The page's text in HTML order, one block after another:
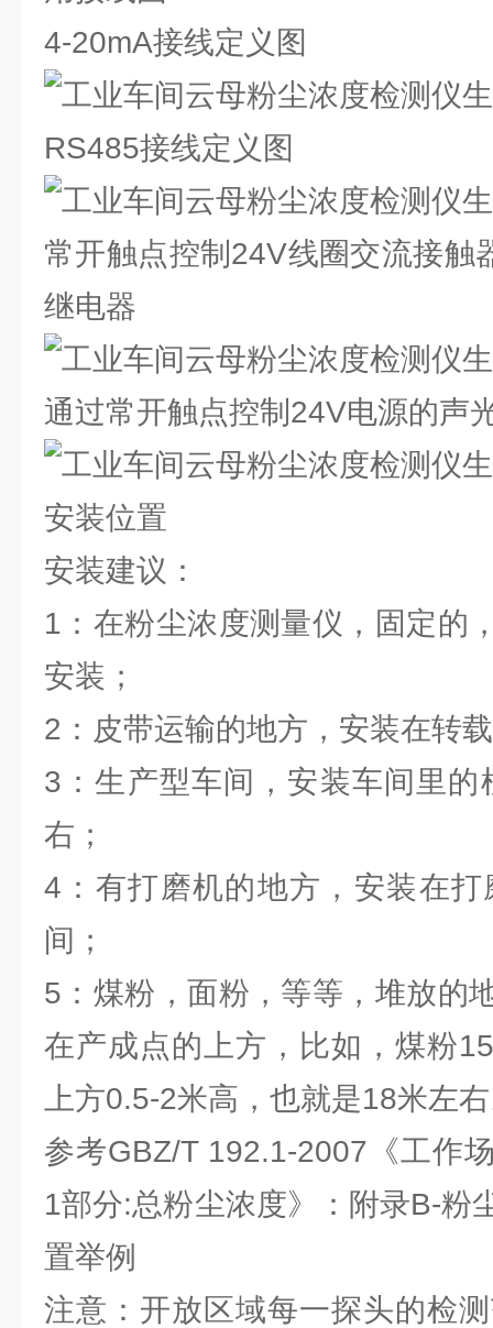
4-20mA接线定义图
RS485接线定义图
常开触点控制24V线圈交流接触
继电器
通过常开触点控制24V电源的声
安装位置
安装建议：
1：在粉尘浓度测量仪，固定的
安装；
2：皮带运输的地方，安装在转
3：生产型车间，安装车间里
右；
4：有打磨机的地方，安装在
间；
5：煤粉，面粉，等等，堆放的
在产成点的上方，比如，煤粉
上方0.5-2米高，也就是18米左
参考GBZ/T 192.1-2007《工作
1部分:总粉尘浓度》：附录B-粉
置举例
注意：开放区域每一探头的检